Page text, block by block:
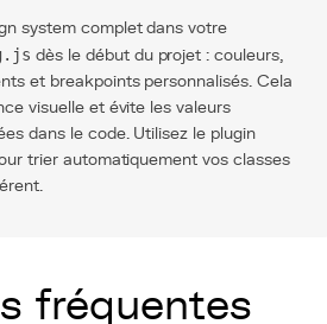
system complet dans votre
dès le début du projet : couleurs,
et breakpoints personnalisés. Cela
visuelle et évite les valeurs
dans le code. Utilisez le plugin
trier automatiquement vos classes
fréquentes